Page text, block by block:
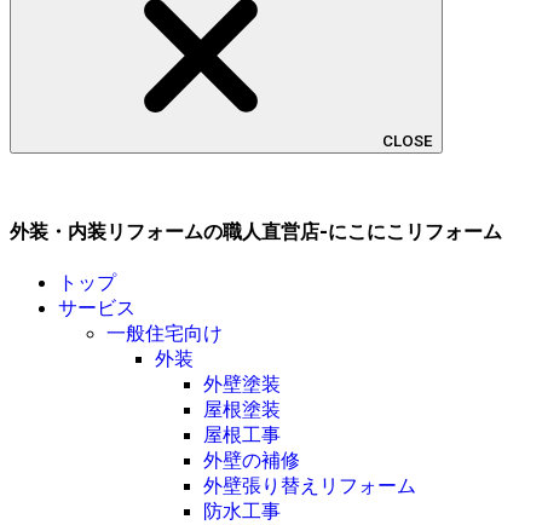
CLOSE
外装・内装リフォームの職人直営店-にこにこリフォーム
トップ
サービス
一般住宅向け
外装
外壁塗装
屋根塗装
屋根工事
外壁の補修
外壁張り替えリフォーム
防水工事